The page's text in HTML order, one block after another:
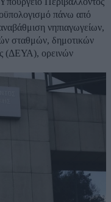
πάνω από
νηπιαγωγείων,
σταθμών, δημοτικών
(ΔΕΥΑ), ορεινών